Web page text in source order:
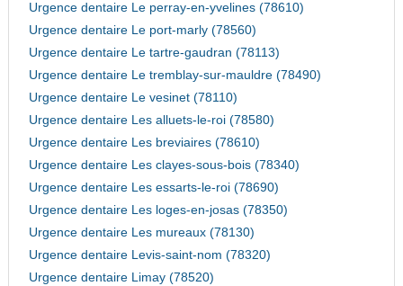
Urgence dentaire Le perray-en-yvelines (78610)
Urgence dentaire Le port-marly (78560)
Urgence dentaire Le tartre-gaudran (78113)
Urgence dentaire Le tremblay-sur-mauldre (78490)
Urgence dentaire Le vesinet (78110)
Urgence dentaire Les alluets-le-roi (78580)
Urgence dentaire Les breviaires (78610)
Urgence dentaire Les clayes-sous-bois (78340)
Urgence dentaire Les essarts-le-roi (78690)
Urgence dentaire Les loges-en-josas (78350)
Urgence dentaire Les mureaux (78130)
Urgence dentaire Levis-saint-nom (78320)
Urgence dentaire Limay (78520)